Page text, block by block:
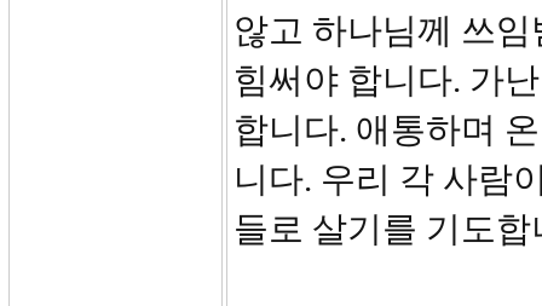
않고 하나님께 쓰
힘써야 합니다. 가
합니다. 애통하며
니다. 우리 각 사람
들로 살기를 기도합